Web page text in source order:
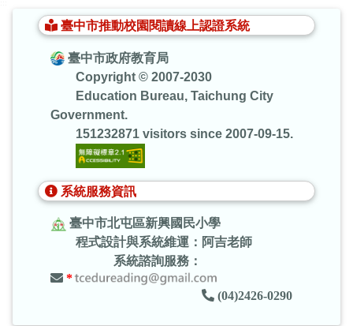
臺中市推動校園閱讀線上認證系統
臺中市政府教育局
Copyright © 2007-2030
Education Bureau, Taichung City
Government.
151232871 visitors since 2007-09-15.
系統服務資訊
臺中市北屯區新興國民小學
程式設計與系統維運：阿吉老師
系統諮詢服務：
*
(04)2426-0290